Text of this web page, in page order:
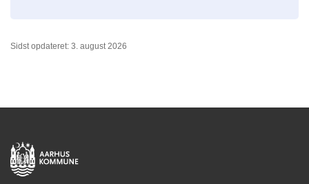
Sidst opdateret: 3. august 2026